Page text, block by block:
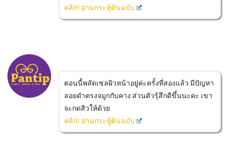
คลิก! อ่านกระทู้ต้นฉบับ
ตอนนี้พลัดเซลผิวหน้าอยู่ค่ะครั้งที่สองแล้ว มีปัญหา
ลอยดำตรงจมูกกับคาง ส่วนตัวรุ้สึกดีขึ้นนะคะ เขา
จะกดสิวให้ด้วย
คลิก! อ่านกระทู้ต้นฉบับ